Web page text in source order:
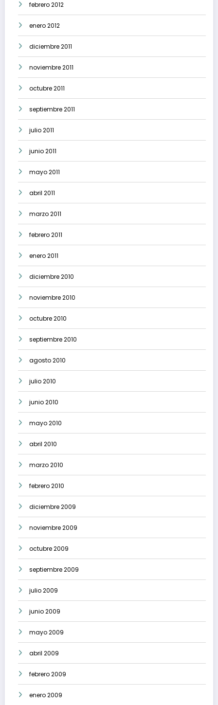
febrero 2012
enero 2012
diciembre 2011
noviembre 2011
octubre 2011
septiembre 2011
julio 2011
junio 2011
mayo 2011
abril 2011
marzo 2011
febrero 2011
enero 2011
diciembre 2010
noviembre 2010
octubre 2010
septiembre 2010
agosto 2010
julio 2010
junio 2010
mayo 2010
abril 2010
marzo 2010
febrero 2010
diciembre 2009
noviembre 2009
octubre 2009
septiembre 2009
julio 2009
junio 2009
mayo 2009
abril 2009
febrero 2009
enero 2009